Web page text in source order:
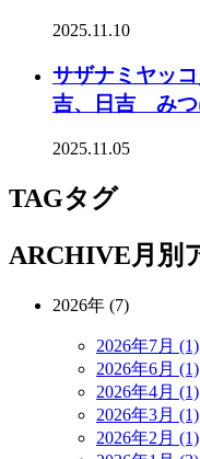
2025.11.10
サザナミヤッ
吉、日吉 みつ
2025.11.05
TAGタグ
ARCHIVE月別
2026年 (7)
2026年7月 (1)
2026年6月 (1)
2026年4月 (1)
2026年3月 (1)
2026年2月 (1)